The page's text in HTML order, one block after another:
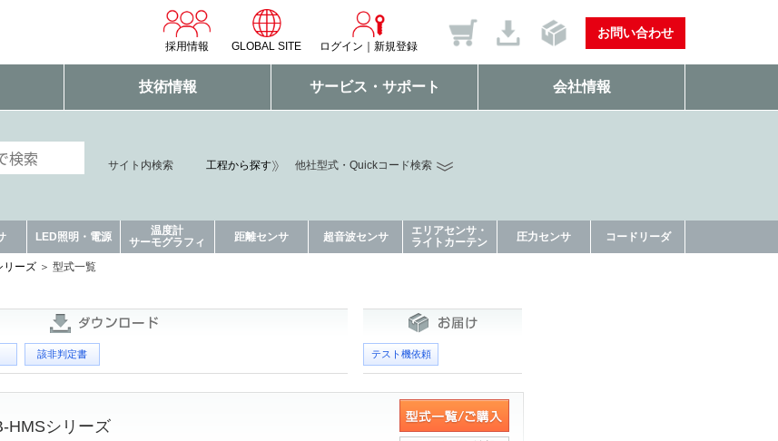
採用情報 GLOBAL SITE ログイン 新規登録
お問い合わせ
技術情報 サービス・サポート 会社情報
サイト内検索 工程から探す 他社型式・Quickコード検索
LED照明・電源
温度計
サーモグラフィ
距離センサ 超音波センサ
エリアセンサ・
ライトカーテン
圧力センサ コードリーダ
リーズ 型式一覧
該非判定書 テスト機依頼
HMSシリーズ